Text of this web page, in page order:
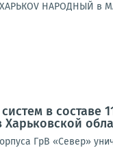
НАРОДНЫЙ в
в составе
ГрВ «Север»